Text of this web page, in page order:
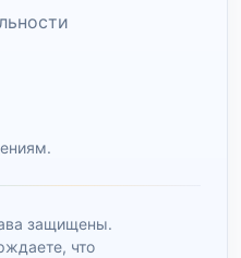
защищены.
что